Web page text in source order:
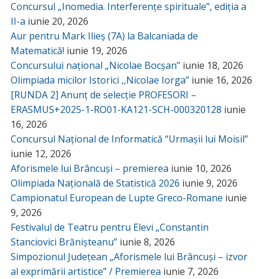
Concursul „Inomedia. Interferențe spirituale”, ediția a
II-a iunie 20, 2026
Aur pentru Mark Ilieș (7A) la Balcaniada de
Matematică! iunie 19, 2026
Concursului național „Nicolae Bocșan” iunie 18, 2026
Olimpiada micilor Istorici ,,Nicolae Iorga” iunie 16, 2026
[RUNDA 2] Anunț de selecție PROFESORI –
ERASMUS+2025-1-RO01-KA121-SCH-000320128 iunie
16, 2026
Concursul Național de Informatică “Urmașii lui Moisil”
iunie 12, 2026
Aforismele lui Brâncuși – premierea iunie 10, 2026
Olimpiada Națională de Statistică 2026 iunie 9, 2026
Campionatul European de Lupte Greco-Romane iunie
9, 2026
Festivalul de Teatru pentru Elevi „Constantin
Stanciovici Brănișteanu” iunie 8, 2026
Simpozionul Județean „Aforismele lui Brâncuși – izvor
al exprimării artistice” / Premierea iunie 7, 2026